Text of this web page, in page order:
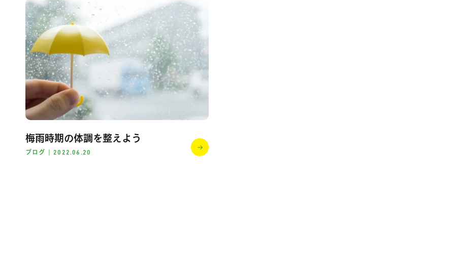
梅雨時期の体調を整えよう
ブログ | 2022.06.20